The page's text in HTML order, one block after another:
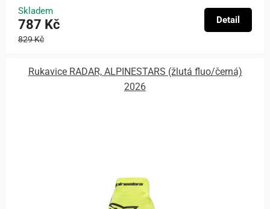
Skladem
787 Kč
829 Kč
Detail
Rukavice RADAR, ALPINESTARS (žlutá fluo/černá)
2026